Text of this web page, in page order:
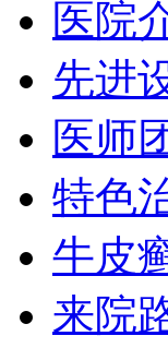
医院
先进
医师
特色
牛皮
来院